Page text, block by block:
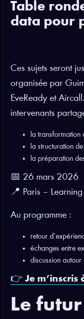
Table
data pour
Ces sujets seront
organisée par
EveReady et
intervenants
la transformation
la structuration
la préparation
📅 26 mars 2026
📍 Paris –
Au programme :
retour
échanges entre
discussion autour
👉 Je m’inscris
Le